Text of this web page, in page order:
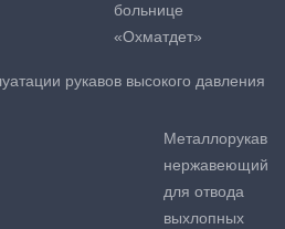
больнице
«Охматдет»
рукавов высокого давления
Металлорукав
нержавеющий
для отвода
выхлопных